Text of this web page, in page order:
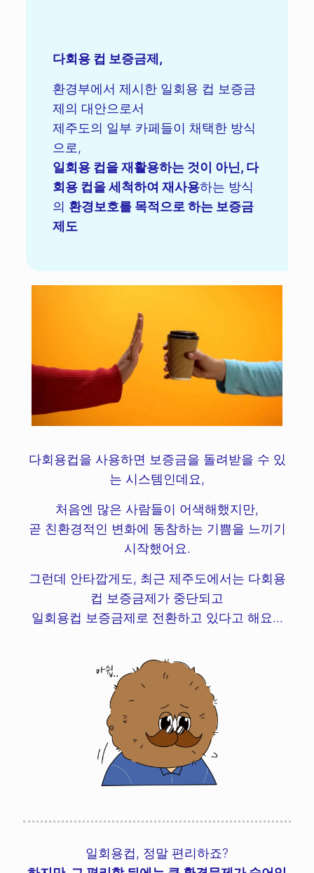
다회용 컵 보증금제,
환경부에서 제시한 일회용 컵 보증금
제의 대안으로서
제주도의 일부 카페들이 채택한 방식
으로,
일회용 컵을 재활용하는 것이 아닌, 다
회용 컵을 세척하여 재사용하는 방식
의 환경보호를 목적으로 하는 보증금
제도
다회용컵을 사용하면 보증금을 돌려받을 수 있
는 시스템인데요,
처음엔 많은 사람들이 어색해했지만,
곧 친환경적인 변화에 동참하는 기쁨을 느끼기
시작했어요.
그런데 안타깝게도, 최근 제주도에서는 다회용
컵 보증금제가 중단되고
일회용컵 보증금제로 전환하고 있다고 해요...
일회용컵, 정말 편리하죠?